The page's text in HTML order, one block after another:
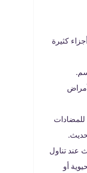
كثيرة
للمضادات
عند تناول
أو